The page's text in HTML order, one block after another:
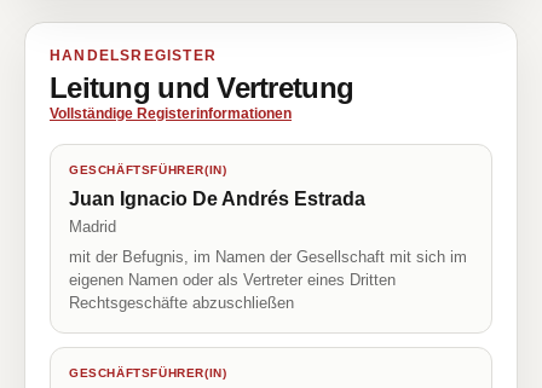
HANDELSREGISTER
Leitung und Vertretung
Vollständige Registerinformationen
GESCHÄFTSFÜHRER(IN)
Juan Ignacio De Andrés Estrada
Madrid
mit der Befugnis, im Namen der Gesellschaft mit sich im
eigenen Namen oder als Vertreter eines Dritten
Rechtsgeschäfte abzuschließen
GESCHÄFTSFÜHRER(IN)